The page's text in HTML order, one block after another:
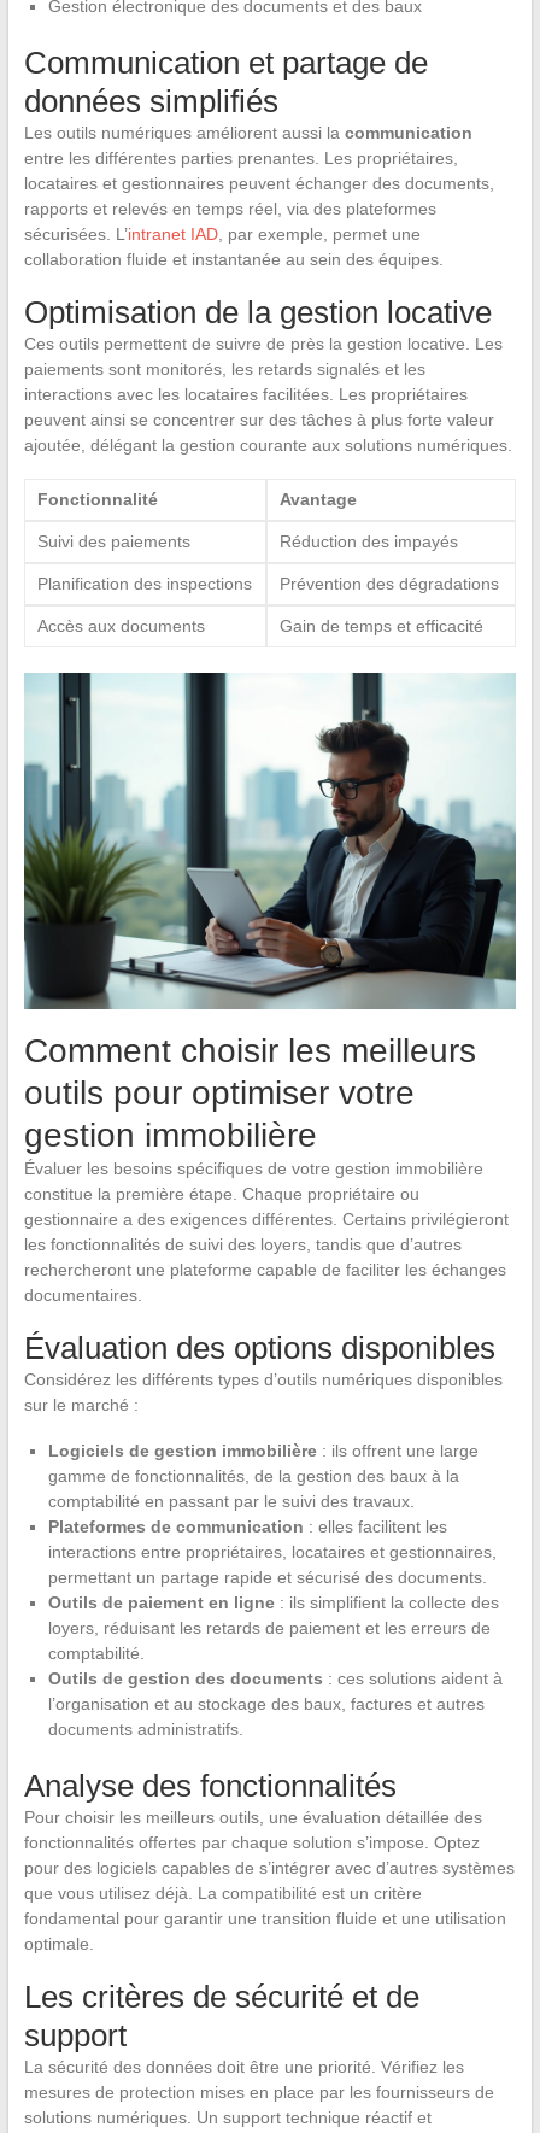
Gestion électronique des documents et des baux
Communication et partage de
données simplifiés
Les outils numériques améliorent aussi la communication
entre les différentes parties prenantes. Les propriétaires,
locataires et gestionnaires peuvent échanger des documents,
rapports et relevés en temps réel, via des plateformes
sécurisées. L’intranet IAD, par exemple, permet une
collaboration fluide et instantanée au sein des équipes.
Optimisation de la gestion locative
Ces outils permettent de suivre de près la gestion locative. Les
paiements sont monitorés, les retards signalés et les
interactions avec les locataires facilitées. Les propriétaires
peuvent ainsi se concentrer sur des tâches à plus forte valeur
ajoutée, délégant la gestion courante aux solutions numériques.
Fonctionnalité Avantage
Suivi des paiements Réduction des impayés
Planification des inspections Prévention des dégradations
Accès aux documents Gain de temps et efficacité
Comment choisir les meilleurs
outils pour optimiser votre
gestion immobilière
Évaluer les besoins spécifiques de votre gestion immobilière
constitue la première étape. Chaque propriétaire ou
gestionnaire a des exigences différentes. Certains privilégieront
les fonctionnalités de suivi des loyers, tandis que d’autres
rechercheront une plateforme capable de faciliter les échanges
documentaires.
Évaluation des options disponibles
Considérez les différents types d’outils numériques disponibles
sur le marché :
Logiciels de gestion immobilière: ils offrent une large
gamme de fonctionnalités, de la gestion des baux à la
comptabilité en passant par le suivi des travaux.
Plateformes de communication : elles facilitent les
interactions entre propriétaires, locataires et gestionnaires,
permettant un partage rapide et sécurisé des documents.
Outils de paiement en ligne: ils simplifient la collecte des
loyers, réduisant les retards de paiement et les erreurs de
comptabilité.
Outils de gestion des documents : ces solutions aident à
l’organisation et au stockage des baux, factures et autres
documents administratifs.
Analyse des fonctionnalités
Pour choisir les meilleurs outils, une évaluation détaillée des
fonctionnalités offertes par chaque solution s’impose. Optez
pour des logiciels capables de s’intégrer avec d’autres systèmes
que vous utilisez déjà. La compatibilité est un critère
fondamental pour garantir une transition fluide et une utilisation
optimale.
Les critères de sécurité et de
support
La sécurité des données doit être une priorité. Vérifiez les
mesures de protection mises en place par les fournisseurs de
solutions numériques. Un support technique réactif et